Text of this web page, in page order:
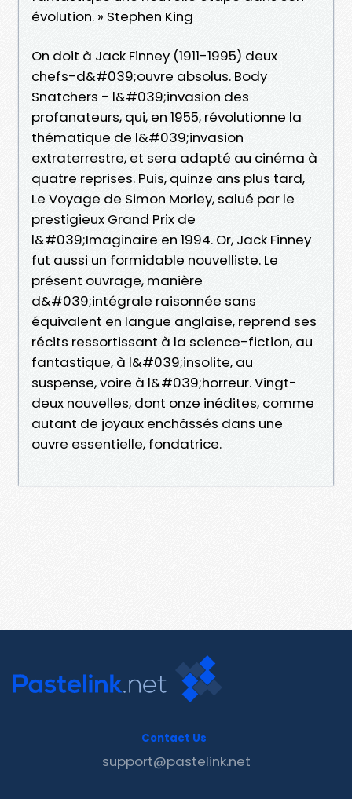
évolution. » Stephen King
On doit à Jack Finney (1911-1995) deux
chefs-d&#039;ouvre absolus. Body
Snatchers - l&#039;invasion des
profanateurs, qui, en 1955, révolutionne la
thématique de l&#039;invasion
extraterrestre, et sera adapté au cinéma à
quatre reprises. Puis, quinze ans plus tard,
Le Voyage de Simon Morley, salué par le
prestigieux Grand Prix de
l&#039;Imaginaire en 1994. Or, Jack Finney
fut aussi un formidable nouvelliste. Le
présent ouvrage, manière
d&#039;intégrale raisonnée sans
équivalent en langue anglaise, reprend ses
récits ressortissant à la science-fiction, au
fantastique, à l&#039;insolite, au
suspense, voire à l&#039;horreur. Vingt-
deux nouvelles, dont onze inédites, comme
autant de joyaux enchâssés dans une
ouvre essentielle, fondatrice.
Contact Us
support@pastelink.net